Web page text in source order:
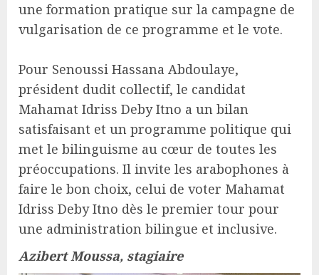
une formation pratique sur la campagne de
vulgarisation de ce programme et le vote.
Pour Senoussi Hassana Abdoulaye,
président dudit collectif, le candidat
Mahamat Idriss Deby Itno a un bilan
satisfaisant et un programme politique qui
met le bilinguisme au cœur de toutes les
préoccupations. Il invite les arabophones à
faire le bon choix, celui de voter Mahamat
Idriss Deby Itno dès le premier tour pour
une administration bilingue et inclusive.
Azibert Moussa, stagiaire